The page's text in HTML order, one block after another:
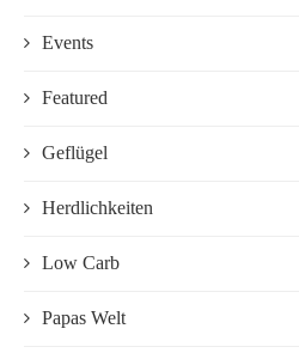
Events
Featured
Geflügel
Herdlichkeiten
Low Carb
Papas Welt